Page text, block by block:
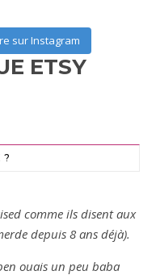
sur Instagram
ETSY
?
comme ils disent aux
depuis 8 ans déjà).
ouais un peu baba